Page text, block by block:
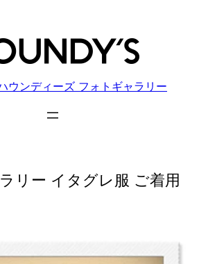
ウンディーズ フォトギャラリー
リー イタグレ服 ご着用